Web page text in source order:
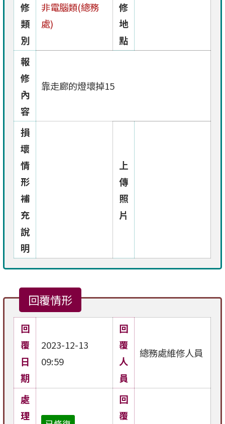
修
類
別
非電腦類(總務
處)
修
地
點
報
修
內
容
靠走廊的燈壞掉15
損
壞
情
形
補
充
說
明
上
傳
照
片
回覆情形
回
覆
日
期
2023-12-13
09:59
回
覆
人
員
總務處維修人員
處
理
回
覆